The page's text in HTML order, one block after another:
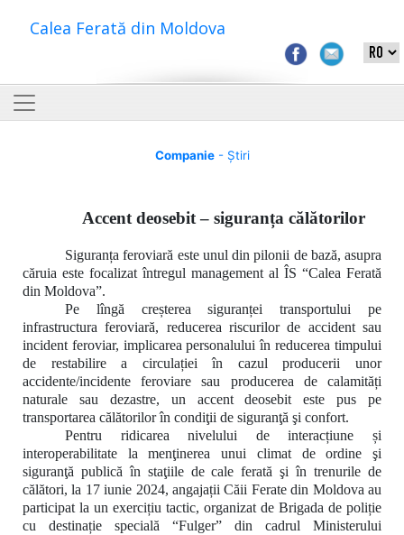
Calea Ferată din Moldova
Companie- Știri
Accent deosebit – siguranța călătorilor
Siguranța feroviară este unul din pilonii de bază, asupra
căruia este focalizat întregul management al ÎS “Calea Ferată
din Moldova”.
Pe lîngă creșterea siguranței transportului pe
infrastructura feroviară, reducerea riscurilor de accident sau
incident feroviar, implicarea personalului în reducerea timpului
de restabilire a circulației în cazul producerii unor
accidente/incidente feroviare sau producerea de calamități
naturale sau dezastre, un accent deosebit este pus pe
transportarea călătorilor în condiţii de siguranţă şi confort.
Pentru ridicarea nivelului de interacțiune și
interoperabilitate la menţinerea unui climat de ordine şi
siguranţă publică în staţiile de cale ferată şi în trenurile de
călători, la 17 iunie 2024, angajații Căii Ferate din Moldova au
participat la un exercițiu tactic, organizat de Brigada de poliție
cu destinație specială “Fulger” din cadrul Ministerului